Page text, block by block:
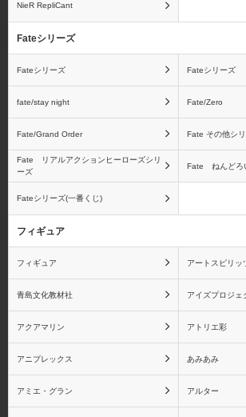
ワンピース フィギュア
ーツZEROシリーズ
ベジータ
ピッコロ
ドラゴンボール ギガン
ティックシリーズ
ドラ
NieR RepliCant
Fateシリーズ
Fateシリーズ Fateシリーズ
fate/stay night Fate/Zero
Fate/Grand Order Fate その他シ
Fate リアルアクションヒーローズシリ
ーズ
Fate ねんどろ
Fateシリーズ(一番くじ)
フィギュア
フィギュア アートスピリッ
青島文化教材社 アイズプロジェ
アクアマリン アトリエ彩
アニプレックス あみあみ
アミエ・グラン アルター